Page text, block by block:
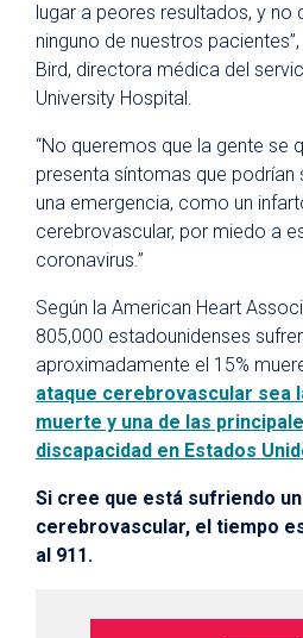
lugar a peores resultados, y no
ninguno de nuestros
Bird, directora médica del
University Hospital.
“No queremos que la gente se
presenta síntomas que
una emergencia, como un
cerebrovascular, por miedo a
coronavirus.”
Según la American Heart
805,000 estadounidenses
aproximadamente el 15%
ataque cerebrovascular sea
muerte y una de las
discapacidad en Estados
Si cree que está sufriendo
cerebrovascular, el tiempo
al 911.